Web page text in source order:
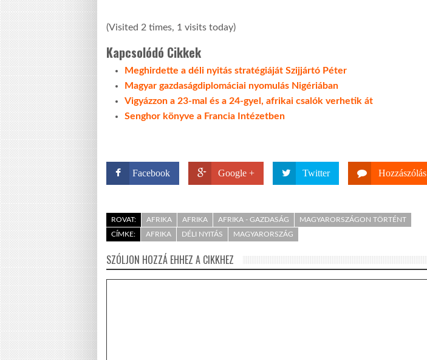
(Visited 2 times, 1 visits today)
Kapcsolódó Cikkek
Meghirdette a déli nyitás stratégiáját Szijjártó Péter
Magyar gazdaságdiplomáciai nyomulás Nigériában
Vigyázzon a 23-mal és a 24-gyel, afrikai csalók verhetik át
Senghor könyve a Francia Intézetben
Facebook Google + Twitter Hozzászólás
ROVAT: AFRIKA AFRIKA AFRIKA - GAZDASÁG
MAGYARORSZÁGON TÖRTÉNT
CÍMKE:
AFRIKA DÉLI NYITÁS MAGYARORSZÁG
SZÓLJON HOZZÁ EHHEZ A CIKKHEZ